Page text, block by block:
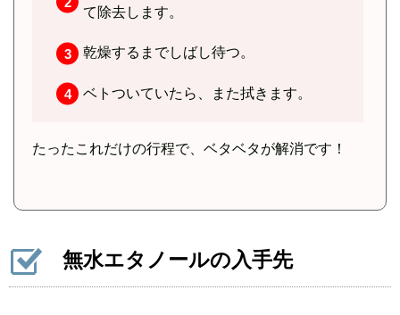
て除去します。
乾燥するまでしばし待つ。
ベトついていたら、また拭きます。
たったこれだけの行程で、ベタベタが解消です！
無水エタノールの入手先